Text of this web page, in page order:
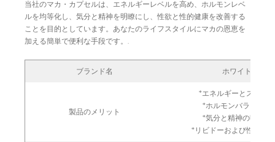
当社のマカ・カプセルは、エネルギーレベルを高め、ホルモンレベ
ルを均等化し、気分と精神を明瞭にし、性欲と性的健康を改善する
ことを目的としています。あなたのライフスタイルにマカの恩恵を
加える簡単で便利な手段です。.
ブランド名 ホワイトレー
製品のメリット
*エネルギーとスタミ
*ホルモンバランスを
*気分と精神の明晰さ
*リビドーおよび性の健